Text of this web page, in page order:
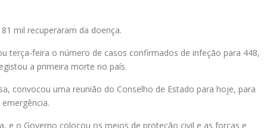
mil recuperaram da doença.
terça-feira o número de casos confirmados de infeção para 448,
a primeira morte no país.
convocou uma reunião do Conselho de Estado para hoje, para
e o Governo colocou os meios de proteção civil e as forças e